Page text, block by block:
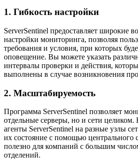
1. Гибкость настройки
ServerSentinel предоставляет широкие
настройки мониторинга, позволяя
требования и условия, при которых
оповещение. Вы можете указать
интервалы проверки и действия,
выполнены в случае возникновения
2. Масштабируемость
Программа ServerSentinel позволяет
отдельные серверы, но и сети
агенты ServerSentinel на разные узлы
их состояние с помощью центрального
полезно для компаний с большим
отделений.